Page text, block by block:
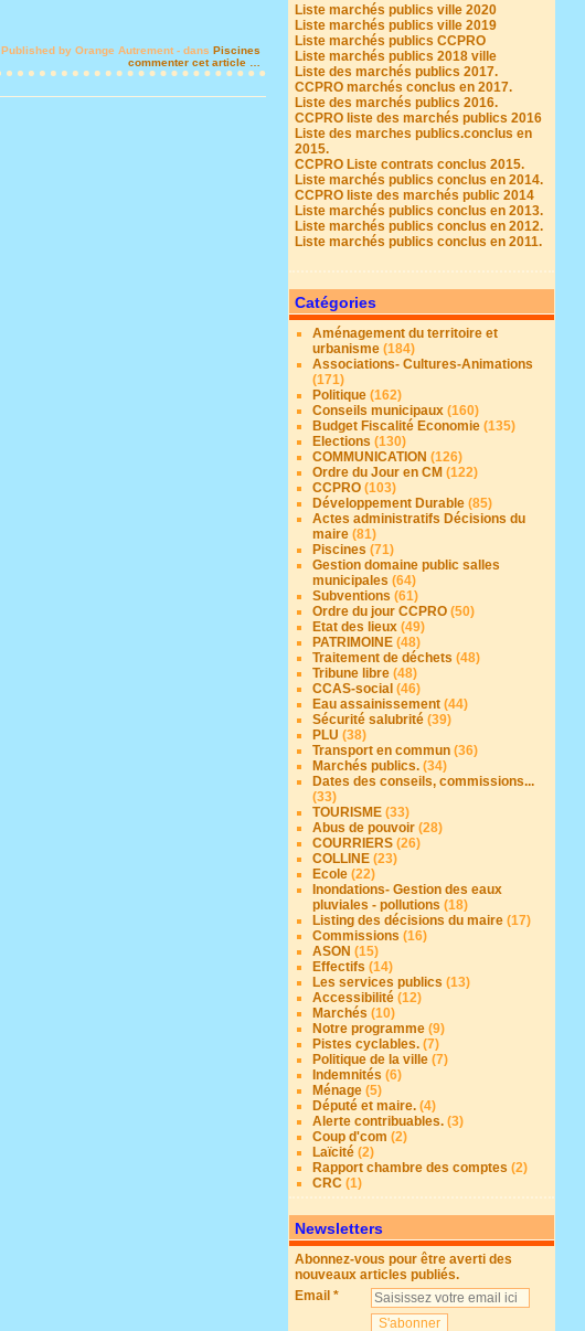
Published by Orange Autrement - dansPiscines
commenter cet article
Liste marchés publics ville 2020
Liste marchés publics ville 2019
Liste marchés publics CCPRO
Liste marchés publics 2018 ville
Liste des marchés publics 2017.
CCPRO marchés conclus en 2017.
Liste des marchés publics 2016.
CCPRO liste des marchés publics 2016
Liste des marches publics.conclus en
2015.
CCPRO Liste contrats conclus 2015.
Liste marchés publics conclus en 2014.
CCPRO liste des marchés public 2014
Liste marchés publics conclus en 2013.
Liste marchés publics conclus en 2012.
Liste marchés publics conclus en 2011.
Catégories
Aménagement du territoire et
urbanisme (184)
Associations- Cultures-Animations
(171)
Politique (162)
Conseils municipaux (160)
Budget Fiscalité Economie (135)
Elections (130)
COMMUNICATION (126)
Ordre du Jour en CM (122)
CCPRO (103)
Développement Durable (85)
Actes administratifs Décisions du
maire (81)
Piscines (71)
Gestion domaine public salles
municipales (64)
Subventions (61)
Ordre du jour CCPRO (50)
Etat des lieux (49)
PATRIMOINE (48)
Traitement de déchets (48)
Tribune libre (48)
CCAS-social (46)
Eau assainissement (44)
Sécurité salubrité (39)
PLU (38)
Transport en commun (36)
Marchés publics. (34)
Dates des conseils, commissions...
(33)
TOURISME (33)
Abus de pouvoir (28)
COURRIERS (26)
COLLINE (23)
Ecole (22)
Inondations- Gestion des eaux
pluviales - pollutions (18)
Listing des décisions du maire (17)
Commissions (16)
ASON (15)
Effectifs (14)
Les services publics (13)
Accessibilité (12)
Marchés (10)
Notre programme (9)
Pistes cyclables. (7)
Politique de la ville (7)
Indemnités (6)
Ménage (5)
Député et maire. (4)
Alerte contribuables. (3)
Coup d'com (2)
Laïcité (2)
Rapport chambre des comptes (2)
CRC (1)
Newsletters
Abonnez-vous pour être averti des
nouveaux articles publiés.
Email